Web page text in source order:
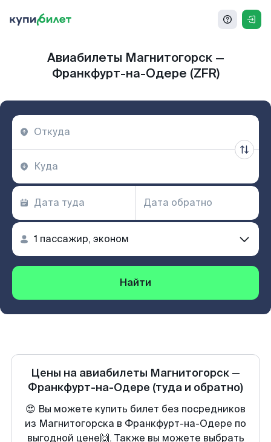
Авиабилеты Магнитогорск —
Франкфурт-на-Одере (ZFR)
Найти
Цены на авиабилеты Магнитогорск —
Франкфурт-на-Одере (туда и обратно)
😍 Вы можете купить билет без посредников
из Магнитогорска в Франкфурт-на-Одере по
выгодной цене🙌. Также вы можете выбрать